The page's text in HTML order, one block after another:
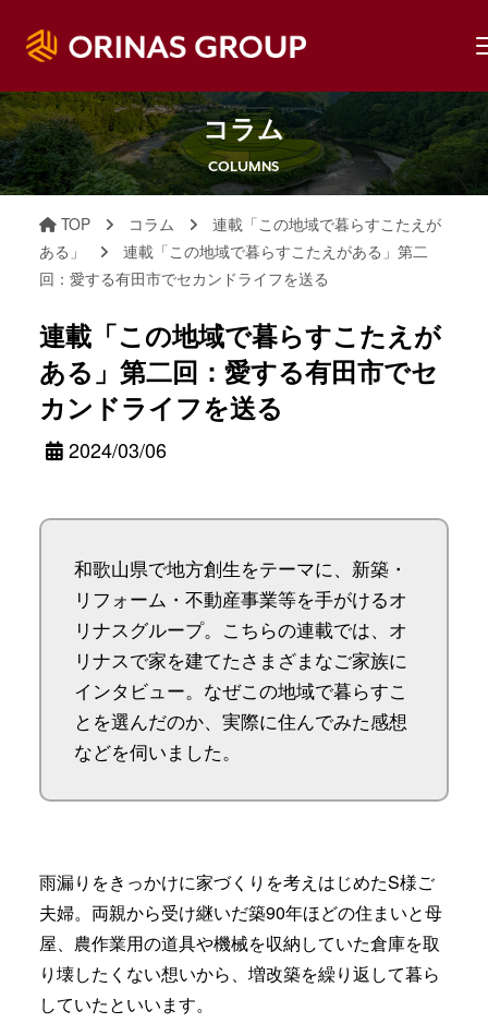
コラム
COLUMNS
TOP コラム
連載「この地域で暮らすこたえが
ある」
連載「この地域で暮らすこたえがある」第二
回：愛する有田市でセカンドライフを送る
連載「この地域で暮らすこたえが
ある」第二回：愛する有田市でセ
カンドライフを送る
2024/03/06
和歌山県で地方創生をテーマに、新築・
リフォーム・不動産事業等を手がけるオ
リナスグループ。こちらの連載では、オ
リナスで家を建てたさまざまなご家族に
インタビュー。なぜこの地域で暮らすこ
とを選んだのか、実際に住んでみた感想
などを伺いました。
雨漏りをきっかけに家づくりを考えはじめたS様ご
夫婦。両親から受け継いだ築90年ほどの住まいと母
屋、農作業用の道具や機械を収納していた倉庫を取
り壊したくない想いから、増改築を繰り返して暮ら
していたといいます。